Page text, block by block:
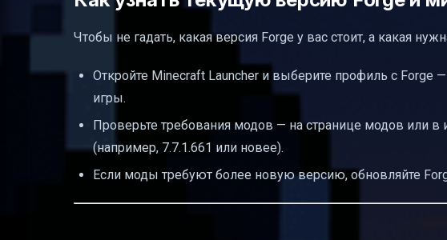
Что делать, если ручная установка не удалась
Как сбросить Technic/Tekkit до чистой версии
Чтобы не гадать, какая версия Forge у вас стоит, а какая
Откройте Minecraft Launcher и выберите профиль с Forge
игры.
Проверьте требования модов — на странице модов или в
(например, 7.7.1.661 или новее).
Если моды требуют более новую версию, обновляйте